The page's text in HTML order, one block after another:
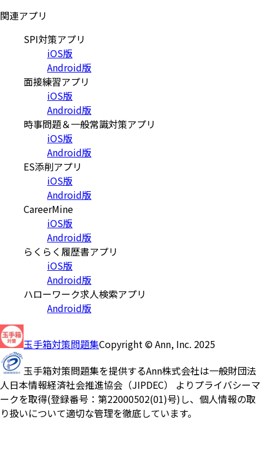
関連アプリ
SPI対策アプリ
iOS版
Android版
面接練習アプリ
iOS版
Android版
時事問題＆一般常識対策アプリ
iOS版
Android版
ES添削アプリ
iOS版
Android版
CareerMine
iOS版
Android版
らくらく履歴書アプリ
iOS版
Android版
ハローワーク求人検索アプリ
Android版
玉手箱対策問題集Copyright © Ann, Inc. 2025
玉手箱対策問題集を提供するAnn株式会社は一般財団法
人日本情報経済社会推進協会（JIPDEC） よりプライバシーマ
ークを取得(登録番号：第22000502(01)号)し、個人情報の取
り扱いについて適切な管理を徹底しています。